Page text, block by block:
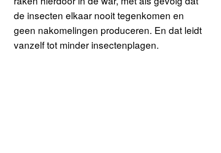
de insecten elkaar nooit tegenkomen en
geen nakomelingen produceren. En dat leidt
vanzelf tot minder insectenplagen.